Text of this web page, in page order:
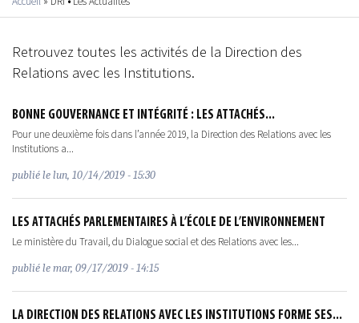
Vous êtes ici
Retrouvez toutes les activités de la Direction des
Relations avec les Institutions.
BONNE GOUVERNANCE ET INTÉGRITÉ : LES ATTACHÉS...
Pour une deuxième fois dans l’année 2019, la Direction des Relations avec les
Institutions a...
publié lelun, 10/14/2019 - 15:30
LES ATTACHÉS PARLEMENTAIRES À L’ÉCOLE DE L’ENVIRONNEMENT
Le ministère du Travail, du Dialogue social et des Relations avec les...
publié lemar, 09/17/2019 - 14:15
LA DIRECTION DES RELATIONS AVEC LES INSTITUTIONS FORME SES...